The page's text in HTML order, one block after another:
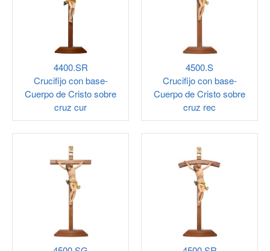
4400.SR
Crucifijo con base-
Cuerpo de Cristo sobre
cruz cur
4500.S
Crucifijo con base-
Cuerpo de Cristo sobre
cruz rec